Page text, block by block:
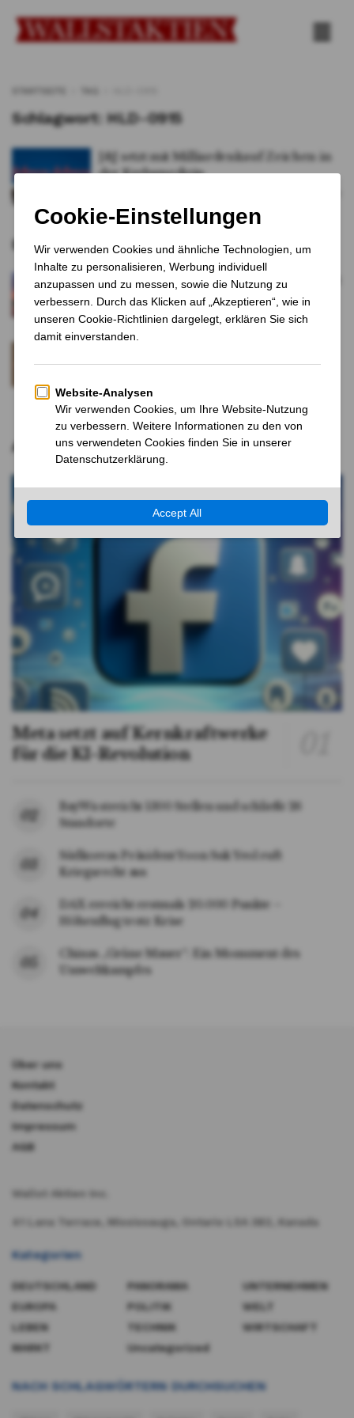
Schlagwort:HLD-0915
J&J setzt mit Milliardenkauf Zeichen in
der Krebsmedizin
Empfohlene Artikel
Öl fällt, Aktien steigen: Venezuela verändert
Marktstimmung
7 MONATEN VOR
enttäuscht in Studie
2 JAHREN VOR
Aktuelle Nachrichten
Meta setzt auf Kernkraftwerke
für die KI-Revolution
BayWa streicht 1300 Stellen und schließt 26
Standorte
Südkoreas Präsident Yoon Suk Yeol ruft
Kriegsrecht aus
DAX erreicht erstmals 20.000 Punkte –
Höhenflug trotz Krise
Chinas „Grüne Mauer“: Ein Monument des
Umweltkampfes
Über uns
Kontakt
Datenschutz
Impressum
AGB
Wallst Aktien Inc.
41 Lana Terrace, Mississauga, Ontario L5A 3B2, Kanada​
Kategorien
DEUTSCHLAND
EUROPA
LEBEN
MARKT
PANORAMA
POLITIK
TECHNIK
Uncategorized
UNTERNEHMEN
WELT
WIRTSCHAFT
NACH SCHLAGWÖRTERN DURCHSUCHEN